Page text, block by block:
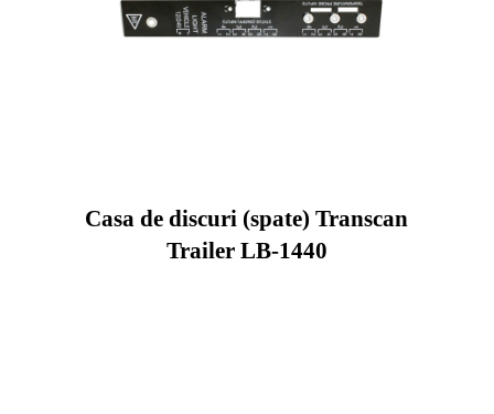
Casa de discuri (spate) Transcan
Trailer LB-1440